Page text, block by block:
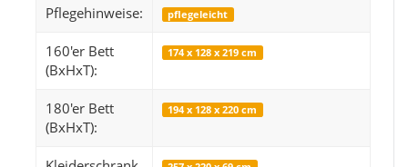
Pflegehinweise: pflegeleicht
160'er Bett
(BxHxT):
174 x 128 x 219 cm
180'er Bett
(BxHxT):
194 x 128 x 220 cm